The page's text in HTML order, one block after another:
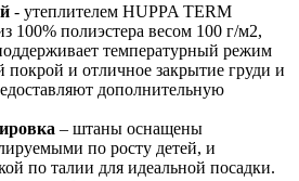
- утеплителем HUPPA TERM
полиэстера весом 100 г/м2,
температурный режим
покрой и отличное закрытие груди и
дополнительную
– штаны оснащены
по росту детей, и
по талии для идеальной посадки.